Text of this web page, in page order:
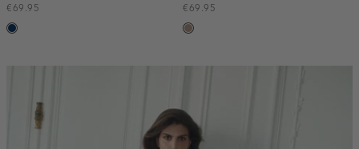
€69.95
donkerblauw
€69.95
taupe,